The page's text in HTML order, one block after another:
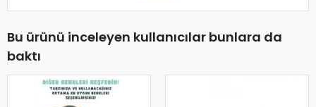
Bu ürünü inceleyen kullanıcılar bunlara da
baktı